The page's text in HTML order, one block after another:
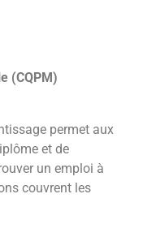
(CQPM)
permet aux
et de
un emploi à
couvrent les